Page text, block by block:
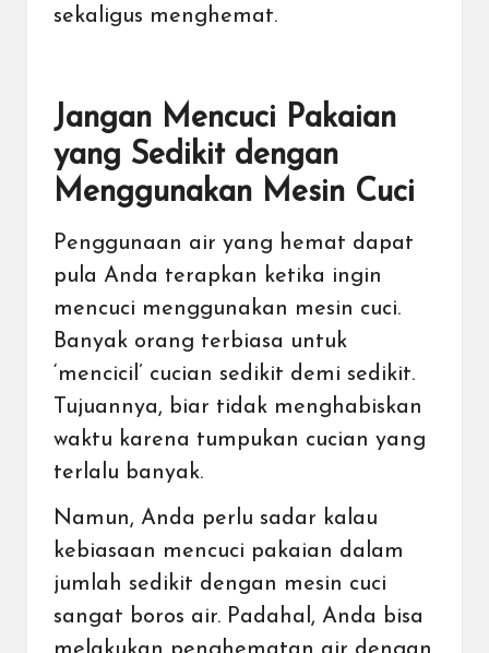
sekaligus menghemat.
Jangan Mencuci Pakaian
yang Sedikit dengan
Menggunakan Mesin Cuci
Penggunaan air yang hemat dapat
pula Anda terapkan ketika ingin
mencuci menggunakan mesin cuci.
Banyak orang terbiasa untuk
‘mencicil’ cucian sedikit demi sedikit.
Tujuannya, biar tidak menghabiskan
waktu karena tumpukan cucian yang
terlalu banyak.
Namun, Anda perlu sadar kalau
kebiasaan mencuci pakaian dalam
jumlah sedikit dengan mesin cuci
sangat boros air. Padahal, Anda bisa